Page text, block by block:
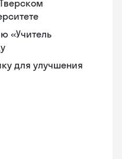
«Учитель
для улучшения